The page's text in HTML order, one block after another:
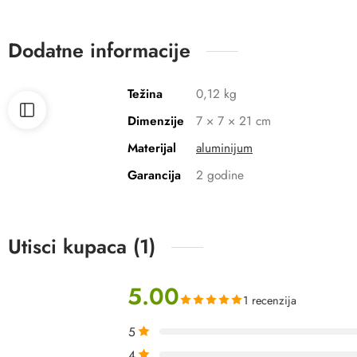
Dodatne informacije
Težina
0,12 kg
Dimenzije
7 × 7 × 21 cm
Materijal
aluminijum
Garancija
2 godine
Utisci kupaca (1)
5.00 1 recenzija
5